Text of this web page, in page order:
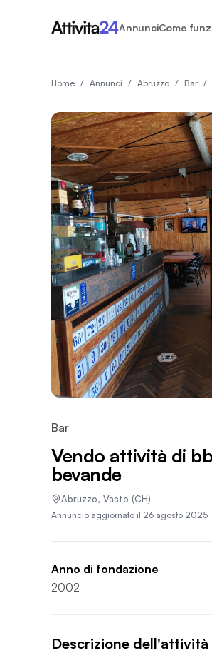
AnnunciCome
Home / Annunci / Abruzzo / Bar /
Bar
Vendo attività di
bevande
Abruzzo, Vasto (CH)
Annuncio aggiornato il 26 agosto 2025
Anno di fondazione
2002
Descrizione dell'attività